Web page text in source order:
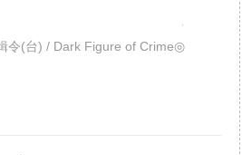
高
) / Dark Figure of Crime◎